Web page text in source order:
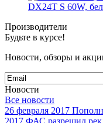
DX24T S 60W,
Производители
Будьте в курсе!
Новости, обзоры и
Новости
Все новости
26 февраля 2017
2017 ФАС разрешил